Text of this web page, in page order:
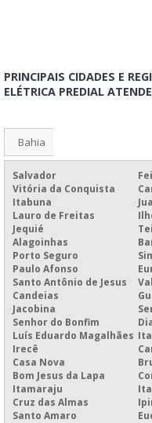
MONTAGEM DE QUADRO DE
INSTALAÇÃO DE QUADRO
INSTALAÇÃO ELÉTRICA COM 2
MONTAGEM DE QTA
MONTAGEM DE QUADRO DE
MONTAGEM DE QUADRO DE
MONTAGEM DE QUADRO DE
MONTAGEM DE QUADRO DE
PREÇO DE INSTALAÇÃO DE
QTA EM SALVADOR
PRINCIPAIS CIDADES E
ELÉTRICA PREDIAL
Bahia
Salvador
Vitória da Conquista
Itabuna
Lauro de Freitas
Jequié
Alagoinhas
Porto Seguro
Paulo Afonso
Santo Antônio de Jesus
Candeias
Jacobina
Senhor do Bonfim
Luís Eduardo Magalhães
Irecê
Casa Nova
Bom Jesus da Lapa
Itamaraju
Cruz das Almas
Santo Amaro